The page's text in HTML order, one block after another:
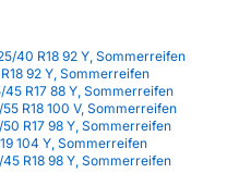
40 R18 92 Y, Sommerreifen
92 Y, Sommerreifen
R17 88 Y, Sommerreifen
R18 100 V, Sommerreifen
R17 98 Y, Sommerreifen
104 Y, Sommerreifen
R18 98 Y, Sommerreifen